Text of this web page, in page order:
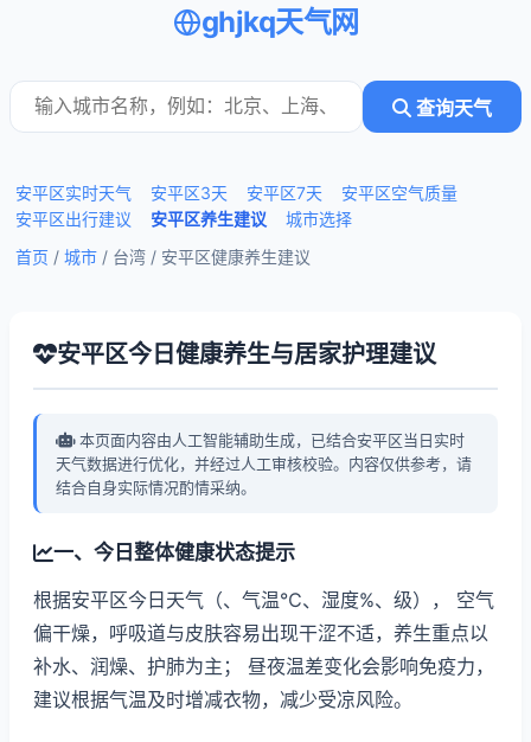
ghjkq天气网
查询天气
安平区实时天气 安平区3天 安平区7天
安平区空气质量
安平区出行建议
安平区养生建议
城市选择
首页 / 城市 / 台湾 / 安平区健康养生建议
安平区今日健康养生与居家护理建议
本页面内容由人工智能辅助生成，已结合安平区当日实时
天气数据进行优化，并经过人工审核校验。内容仅供参考，请
结合自身实际情况酌情采纳。
一、今日整体健康状态提示
根据安平区今日天气（、气温℃、湿度%、级）， 空气
偏干燥，呼吸道与皮肤容易出现干涩不适，养生重点以
补水、润燥、护肺为主； 昼夜温差变化会影响免疫力，
建议根据气温及时增减衣物，减少受凉风险。